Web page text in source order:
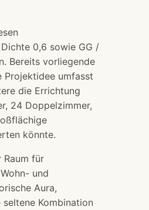
0,6 sowie GG /
Bereits vorliegende
Projektidee umfasst
die Errichtung
24 Doppelzimmer,
könnte.
Raum für
und
Aura,
Kombination